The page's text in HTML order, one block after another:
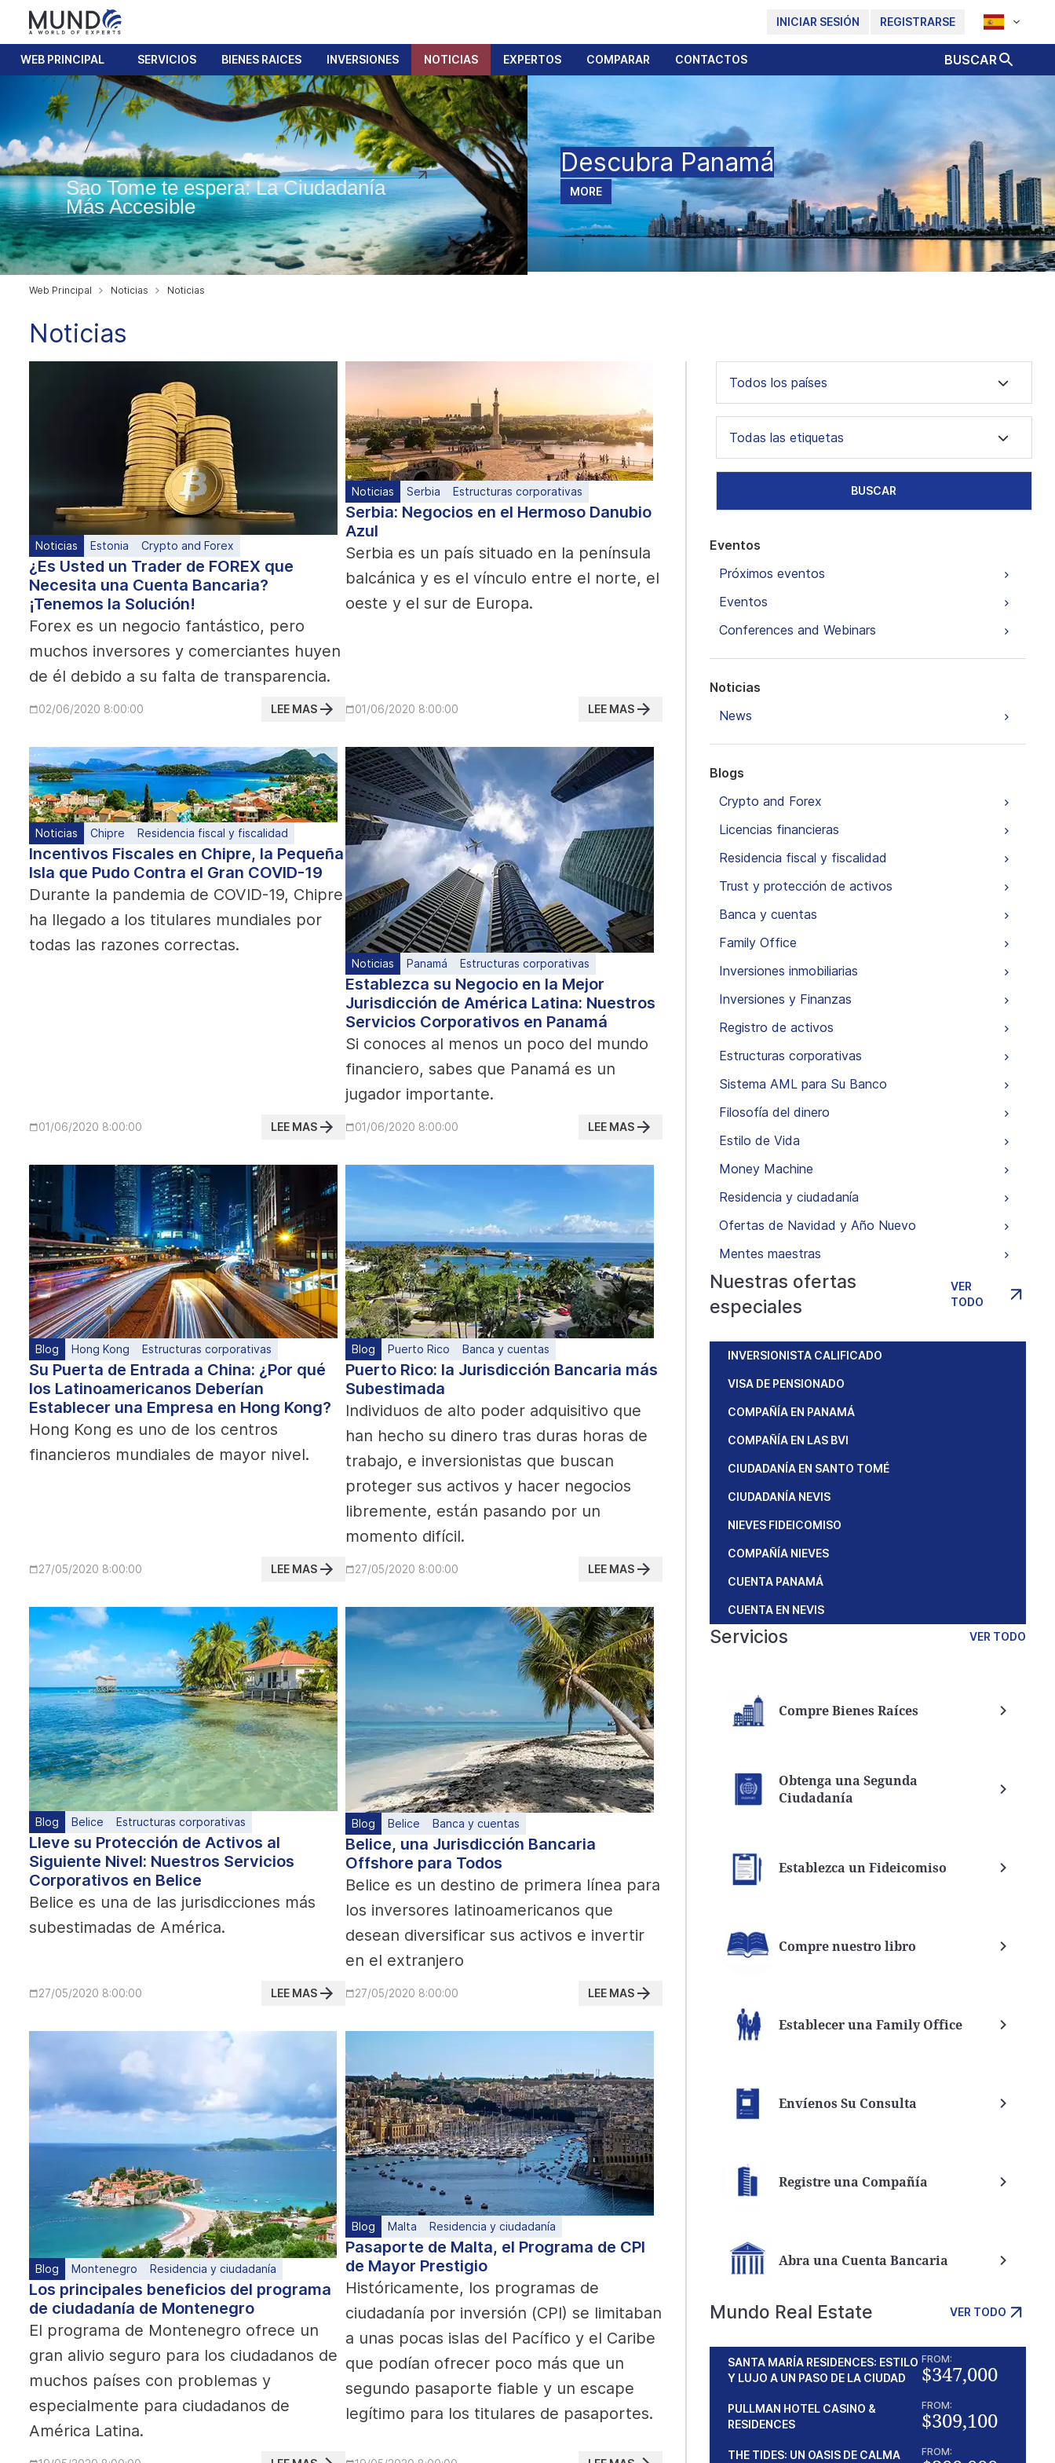
INICIAR SESIÓN REGISTRARSE
WEB PRINCIPAL SERVICIOS BIENES RAICES INVERSIONES NOTICIAS EXPERTOS COMPARAR CONTACTOS BUSCAR
Sao Tome te espera: La Ciudadanía
Más Accesible
Descubra Panamá
MORE
Web Principal Noticias Noticias
Noticias
Noticias Estonia Crypto and Forex
¿Es Usted un Trader de FOREX que
Necesita una Cuenta Bancaria?
¡Tenemos la Solución!
Forex es un negocio fantástico, pero
muchos inversores y comerciantes huyen
de él debido a su falta de transparencia.
02/06/2020 8:00:00 LEE MAS
Noticias Serbia Estructuras corporativas
Serbia: Negocios en el Hermoso Danubio
Azul
Serbia es un país situado en la península
balcánica y es el vínculo entre el norte, el
oeste y el sur de Europa.
01/06/2020 8:00:00 LEE MAS
Noticias Chipre Residencia fiscal y fiscalidad
Incentivos Fiscales en Chipre, la Pequeña
Isla que Pudo Contra el Gran COVID-19
Durante la pandemia de COVID-19, Chipre
ha llegado a los titulares mundiales por
todas las razones correctas.
01/06/2020 8:00:00 LEE MAS
Noticias Panamá Estructuras corporativas
Establezca su Negocio en la Mejor
Jurisdicción de América Latina: Nuestros
Servicios Corporativos en Panamá
Si conoces al menos un poco del mundo
financiero, sabes que Panamá es un
jugador importante.
01/06/2020 8:00:00 LEE MAS
Blog Hong Kong Estructuras corporativas
Su Puerta de Entrada a China: ¿Por qué
los Latinoamericanos Deberían
Establecer una Empresa en Hong Kong?
Hong Kong es uno de los centros
financieros mundiales de mayor nivel.
27/05/2020 8:00:00 LEE MAS
Blog Puerto Rico Banca y cuentas
Puerto Rico: la Jurisdicción Bancaria más
Subestimada
Individuos de alto poder adquisitivo que
han hecho su dinero tras duras horas de
trabajo, e inversionistas que buscan
proteger sus activos y hacer negocios
libremente, están pasando por un
momento difícil.
27/05/2020 8:00:00 LEE MAS
Blog Belice Estructuras corporativas
Lleve su Protección de Activos al
Siguiente Nivel: Nuestros Servicios
Corporativos en Belice
Belice es una de las jurisdicciones más
subestimadas de América.
27/05/2020 8:00:00 LEE MAS
Blog Belice Banca y cuentas
Belice, una Jurisdicción Bancaria
Offshore para Todos
Belice es un destino de primera línea para
los inversores latinoamericanos que
desean diversificar sus activos e invertir
en el extranjero
27/05/2020 8:00:00 LEE MAS
Blog Montenegro Residencia y ciudadanía
Los principales beneficios del programa
de ciudadanía de Montenegro
El programa de Montenegro ofrece un
gran alivio seguro para los ciudadanos de
muchos países con problemas y
especialmente para ciudadanos de
América Latina.
Blog Malta Residencia y ciudadanía
Pasaporte de Malta, el Programa de CPI
de Mayor Prestigio
Históricamente, los programas de
ciudadanía por inversión (CPI) se limitaban
a unas pocas islas del Pacífico y el Caribe
que podían ofrecer poco más que un
segundo pasaporte fiable y un escape
legítimo para los titulares de pasaportes.
Todos los países
Todas las etiquetas
BUSCAR
Eventos
Próximos eventos
Eventos
Conferences and Webinars
Noticias
News
Blogs
Crypto and Forex
Licencias financieras
Residencia fiscal y fiscalidad
Trust y protección de activos
Banca y cuentas
Family Office
Inversiones inmobiliarias
Inversiones y Finanzas
Registro de activos
Estructuras corporativas
Sistema AML para Su Banco
Filosofía del dinero
Estilo de Vida
Money Machine
Residencia y ciudadanía
Ofertas de Navidad y Año Nuevo
Mentes maestras
Nuestras ofertas
especiales
VER
TODO
INVERSIONISTA CALIFICADO
VISA DE PENSIONADO
COMPAÑÍA EN PANAMÁ
COMPAÑÍA EN LAS BVI
CIUDADANÍA EN SANTO TOMÉ
CIUDADANÍA NEVIS
NIEVES FIDEICOMISO
COMPAÑÍA NIEVES
CUENTA PANAMÁ
CUENTA EN NEVIS
Servicios VER TODO
Compre Bienes Raíces
Obtenga una Segunda
Ciudadanía
Establezca un Fideicomiso
Compre nuestro libro
Establecer una Family Office
Envíenos Su Consulta
Registre una Compañía
Abra una Cuenta Bancaria
Mundo Real Estate VER TODO
SANTA MARÍA RESIDENCES: ESTILO
Y LUJO A UN PASO DE LA CIUDAD
FROM:
$347,000
PULLMAN HOTEL CASINO &
RESIDENCES
FROM:
$309,100
THE TIDES: UN OASIS DE CALMA
FROM: